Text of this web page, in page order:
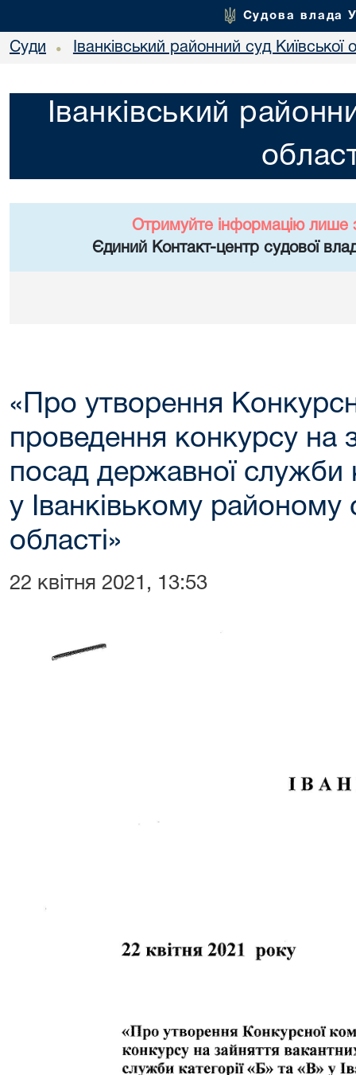
Судова влада
Суди • Іванківський районний суд Київської
Іванківський
Отримуйте інформацію лише
Єдиний Контакт-центр судової
«Про утворення
проведення конкурсу на
посад державної служби
у Іванківькому районому
області»
22 квітня 2021, 13:53